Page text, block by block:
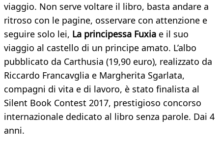
viaggio. Non serve voltare il libro, basta andare a
ritroso con le pagine, osservare con attenzione e
seguire solo lei, La principessa Fuxia e il suo
viaggio al castello di un principe amato. L’albo
pubblicato da Carthusia (19,90 euro), realizzato da
Riccardo Francavglia e Margherita Sgarlata,
compagni di vita e di lavoro, è stato finalista al
Silent Book Contest 2017, prestigioso concorso
internazionale dedicato al libro senza parole. Dai 4
anni.